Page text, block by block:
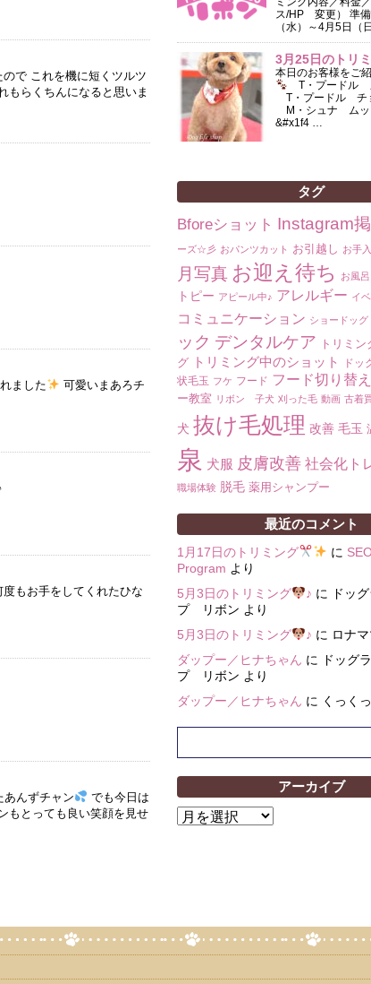
で これを機に短くツルツ
もらくちんになると思いま
ました
可愛いまあろチ
もお手をしてくれたひな
あんずチャン
でも今日は
もとっても良い笑顔を見せ
ス/HP 変更） 準備
（水）～4月5日
3月25日のトリ
本日のお客様をご
T・プードル
T・プードル チ
M・シュナ ムッ
&#x1f4 …
タグ
Bforeショット Instagram
ーズ☆彡 おパンツカット お引越し お手
月写真 お迎え待ち お風呂
トピー アピール中♪ アレルギー イ
コミュニケーション ショードッグ
ック デンタルケア
トリミ
グ トリミング中のショット ドッ
状毛玉 フケ フード フード切り替え
ー教室 リボン 子犬 刈った毛 動画 古着
犬 抜け毛処理 改善 毛玉
泉 犬服 皮膚改善 社会化ト
職場体験 脱毛 薬用シャンプー
最近のコメント
1月17日のトリミング に
Program より
5月3日のトリミング
♪ に
ドッ
プ リボン より
5月3日のトリミング
♪ に ロナ
ダップー／ヒナちゃん に
ドッグ
プ リボン より
ダップー／ヒナちゃん に くっく
アーカイブ
ア